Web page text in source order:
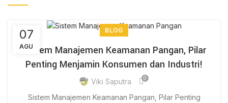
07
AGU
BLOG
Sistem Manajemen Keamanan Pangan, Pilar
Penting Menjamin Konsumen dan Industri!
Viki Saputra 0
Sistem Manajemen Keamanan Pangan, Pilar Penting